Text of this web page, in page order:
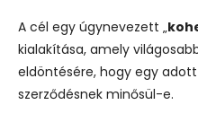
A cél egy úgynevezett „
kialakítása, amely
eldöntésére, hogy egy
szerződésnek minősül-e.